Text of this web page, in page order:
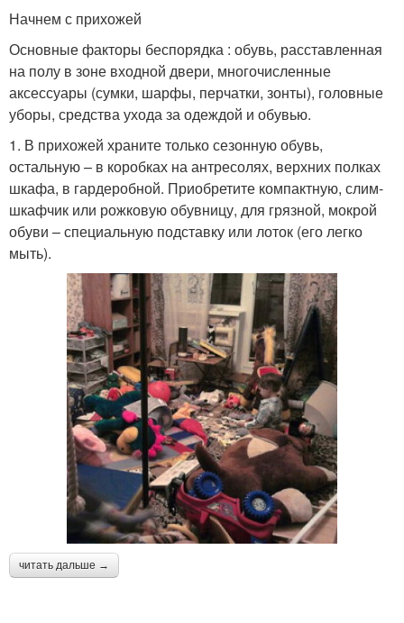
Начнем с прихожей
Основные факторы беспорядка : обувь, расставленная
на полу в зоне входной двери, многочисленные
аксессуары (сумки, шарфы, перчатки, зонты), головные
уборы, средства ухода за одеждой и обувью.
1. В прихожей храните только сезонную обувь,
остальную – в коробках на антресолях, верхних полках
шкафа, в гардеробной. Приобретите компактную, слим-
шкафчик или рожковую обувницу, для грязной, мокрой
обуви – специальную подставку или лоток (его легко
мыть).
читать дальше →